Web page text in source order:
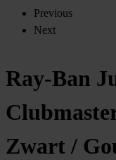
Previous
Next
Ray-Ban
Zwart /